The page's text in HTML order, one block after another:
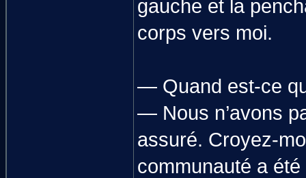
gauche et la
corps vers moi.
— Quand est-ce
— Nous n’avons
assuré. Croyez-
communauté a